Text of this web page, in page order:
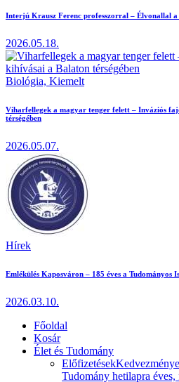
Interjú Krausz Ferenc professzorral – Élvonallal
2026.05.18.
Biológia, Kiemelt
Viharfellegek a magyar tenger felett – Inváziós
térségében
2026.05.07.
Hírek
Emlékülés Kaposváron – 185 éves a Tudományos
2026.03.10.
Főoldal
Kosár
Élet és Tudomány
Előfizetések
Tudomány hetilapra